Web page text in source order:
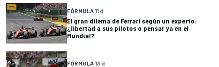
FÓRMULA 11 d
El gran dilema de Ferrari según un experto:
¿libertad a sus pilotos o pensar ya en el
Mundial?
FÓRMULA 13 d